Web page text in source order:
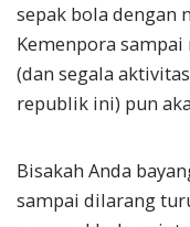
sepak bola dengan
Kemenpora sampai
(dan segala
republik ini) pun
Bisakah Anda
sampai dilarang